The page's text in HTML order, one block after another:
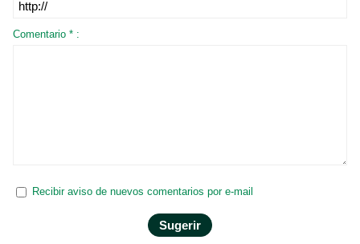
Comentario * :
Recibir aviso de nuevos comentarios por e-mail